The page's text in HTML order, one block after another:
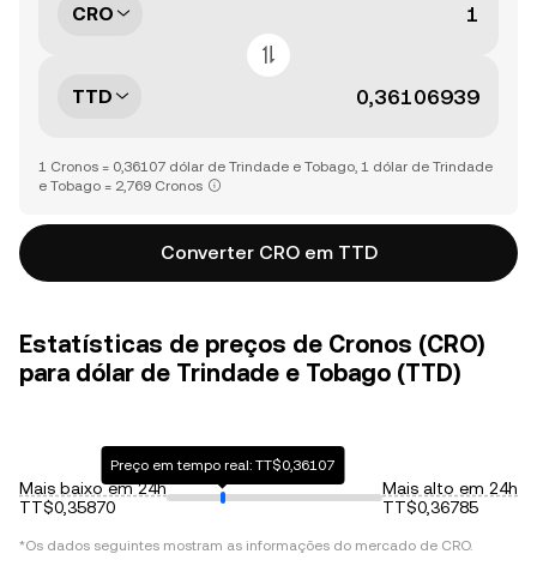
CRO
TTD
1 Cronos = 0,36107 dólar de Trindade e Tobago, 1 dólar de Trindade
e Tobago = 2,769 Cronos
Converter CRO em TTD
Estatísticas de preços de Cronos (CRO)
para dólar de Trindade e Tobago (TTD)
Mais baixo em 24h
TT$0,35870
Preço em tempo real: TT$0,36107
Mais alto em 24h
TT$0,36785
*Os dados seguintes mostram as informações do mercado de CRO.